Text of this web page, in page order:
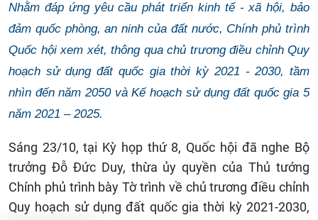
Nhằm đáp ứng yêu cầu phát triển kinh tế - xã hội, bảo
đảm quốc phòng, an ninh của đất nước, Chính phủ trình
Quốc hội xem xét, thông qua chủ trương điều chỉnh Quy
hoạch sử dụng đất quốc gia thời kỳ 2021 - 2030, tầm
nhìn đến năm 2050 và Kế hoạch sử dụng đất quốc gia 5
năm 2021 – 2025.
Sáng 23/10, tại Kỳ họp thứ 8, Quốc hội đã nghe Bộ
trưởng Đỗ Đức Duy, thừa ủy quyền của Thủ tướng
Chính phủ trình bày Tờ trình về chủ trương điều chỉnh
Quy hoạch sử dụng đất quốc gia thời kỳ 2021-2030,